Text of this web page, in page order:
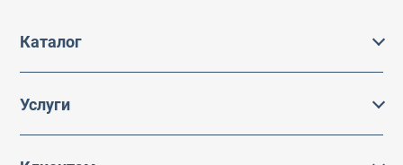
Каталог
Каталог
Услуги
Услуги
Производство на заказ